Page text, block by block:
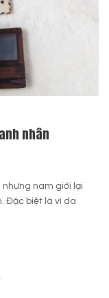
nhân
nhưng nam giới lại
Đặc biệt là ví da